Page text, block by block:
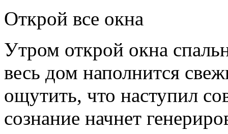
Открой все окна
Утром открой окна
весь дом наполнится
ощутить, что наступил
сознание начнет